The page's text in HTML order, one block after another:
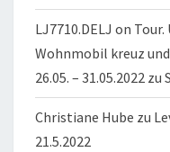
LJ7710.DELJ on
Wohnmobil kreuz
26.05. – 31.05.2022 zu
Christiane Hube zu
21.5.2022